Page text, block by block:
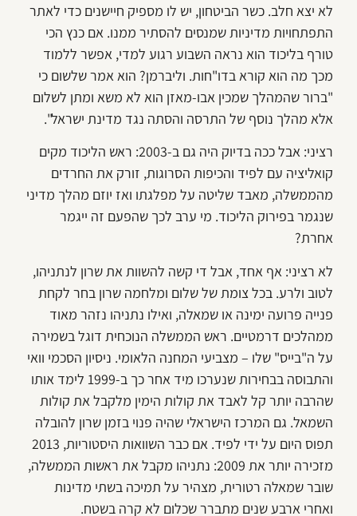
לא יצא חלב. כשר הביטחון, יש לו מספיק חיישנים כדי לאתר
התפתחויות מדיניות שמנסים להסתיר ממנו. אם כנץ הכי
טורף בליכוד הוא נראה השבוע רגוע למדי, אפשר ללמוד
מכך מה הוא קורא בדו"חות. וליברמן? הוא אמר שלשום כי
"ברור שהמהלך שמכין אבו-מאזן הוא לא משא ומתן לשלום
אלא מהלך נוסף של התרסה והסתה נגד מדינת ישראל".
רציני: אבל ככה בדיוק היה גם ב-2003: ראש הליכוד מקים
קואליציה עם לפיד והכיפות הסרוגות, זורק את החרדים
מהממשלה, מאבד שליטה על מפלגתו ואז יוזם מהלך מדיני
שנגמר בפירוק הליכוד. מי ערב לכך שהפעם זה ייגמר
אחרת?
לא רציני: אף אחד, אבל די קשה להשוות את שרון לנתניהו,
לטוב ולרע. בכל צומת של שלום ומלחמה שרון בחר לקחת
פנייה פרועה ימינה או שמאלה, ואילו נתניהו נזהר מאוד
ממהלכים דרמטיים. ראש הממשלה הנוכחית דוגל בשמירה
על ה"בייס" שלו – מצביעי המחנה הלאומי. ניסיון הסכמי וואי
והתבוסה בבחירות שנערכו מיד אחר כך ב-1999 לימד אותו
שהרבה יותר קל לאבד את קולות הימין מלקבל את קולות
השמאל. גם המרכז הישראלי שהיה פנוי בזמן שרון להובלה
תפוס היום על ידי לפיד. אם כבר השוואות היסטוריות, 2013
מזכירה יותר את 2009: נתניהו מקבל את ראשות הממשלה,
שובר שמאלה רטורית, מצהיר על תמיכה בשתי מדינות
ואחרי ארבע שנים מתברר שכלום לא קרה בשטח.